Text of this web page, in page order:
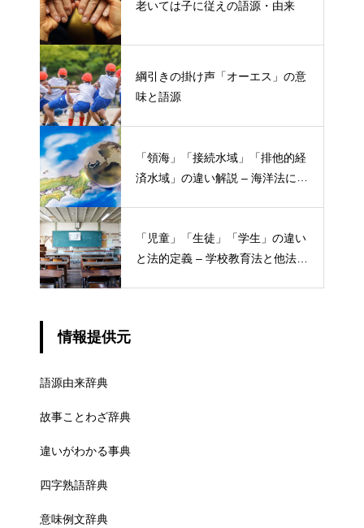
老いては子に従えの語源・由来
綱引きの掛け声「オーエス」の意
味と語源
「領海」「接続水域」「排他的経
済水域」の違い解説 – 海洋法にお
「児童」「生徒」「学生」の違い
と法的定義 – 学校教育法と他法律
情報提供元
語源由来辞典
故事ことわざ辞典
違いがわかる事典
四字熟語辞典
意味例文辞典